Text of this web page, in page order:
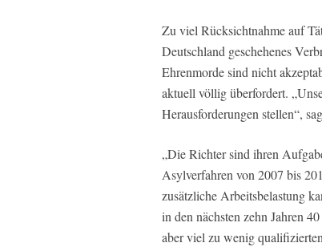
Zu viel Rücksichtnahme auf
Deutschland geschehenes
Ehrenmorde sind nicht
aktuell völlig überfordert.
Herausforderungen stellen“,
„Die Richter sind ihren
Asylverfahren von 2007 bis
zusätzliche Arbeitsbelastung
in den nächsten zehn Jahren
aber viel zu wenig